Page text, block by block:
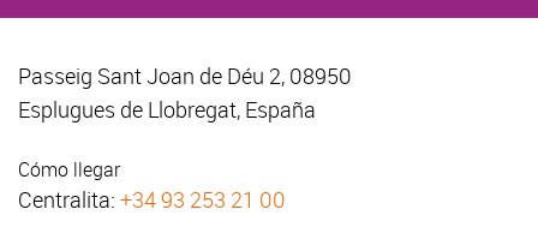
Passeig Sant Joan de Déu 2, 08950
Esplugues de Llobregat, España
Cómo llegar
Centralita: +34 93 253 21 00